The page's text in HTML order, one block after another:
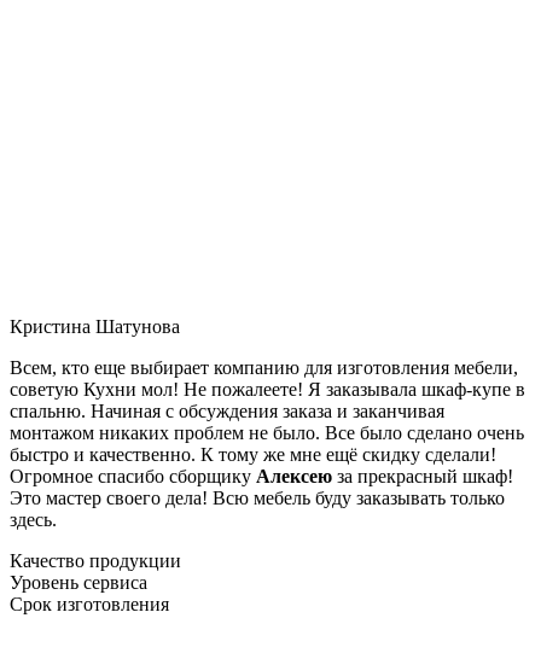
Кристина Шатунова
Всем, кто еще выбирает компанию для изготовления мебели,
советую Кухни мол! Не пожалеете! Я заказывала шкаф-купе в
спальню. Начиная с обсуждения заказа и заканчивая
монтажом никаких проблем не было. Все было сделано очень
быстро и качественно. К тому же мне ещё скидку сделали!
Огромное спасибо сборщику Алексею за прекрасный шкаф!
Это мастер своего дела! Всю мебель буду заказывать только
здесь.
Качество продукции
Уровень сервиса
Срок изготовления